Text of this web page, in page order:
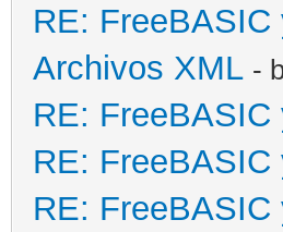
RE: FreeBASIC
Archivos XML -
RE: FreeBASIC
RE: FreeBASIC
RE: FreeBASIC